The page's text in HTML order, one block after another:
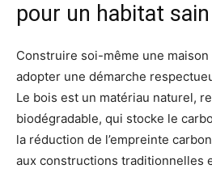
pour un habitat sain
Construire soi-même une maison
adopter une démarche
Le bois est un matériau naturel,
biodégradable, qui stocke le
la réduction de l’empreinte
aux constructions traditionnelles